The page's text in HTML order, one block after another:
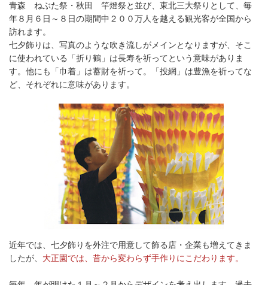
青森 ねぶた祭・秋田 竿燈祭と並び、東北三大祭りとして、毎
年８月６日～８日の期間中２００万人を越える観光客が全国から
訪れます。
七夕飾りは、写真のような吹き流しがメインとなりますが、そこ
に使われている「折り鶴」は長寿を祈ってという意味がありま
す。他にも「巾着」は蓄財を祈って。「投網」は豊漁を祈ってな
ど、それぞれに意味があります。
近年では、七夕飾りを外注で用意して飾る店・企業も増えてきま
したが、 大正園では、昔から変わらず手作りにこだわります。